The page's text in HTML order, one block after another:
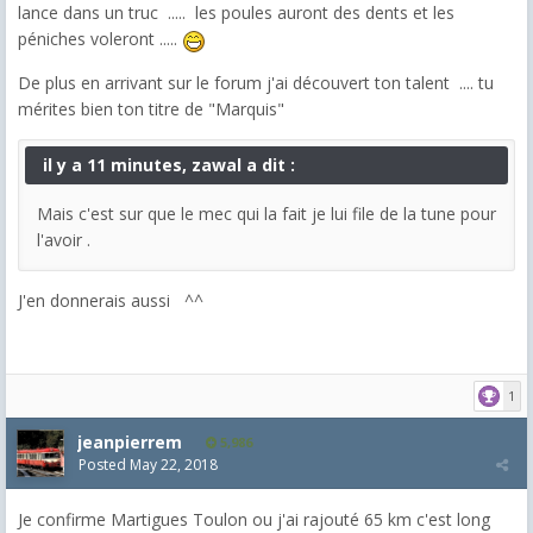
lance dans un truc ..... les poules auront des dents et les
péniches voleront .....
De plus en arrivant sur le forum j'ai découvert ton talent .... tu
mérites bien ton titre de "Marquis"
il y a 11 minutes, zawal a dit :
Mais c'est sur que le mec qui la fait je lui file de la tune pour
l'avoir .
J'en donnerais aussi ^^
1
jeanpierrem 5,986
Posted May 22, 2018
Je confirme Martigues Toulon ou j'ai rajouté 65 km c'est long